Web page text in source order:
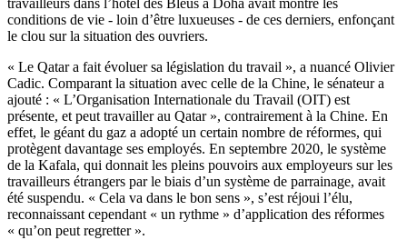
travailleurs dans l’hôtel des Bleus à Doha avait montré les
conditions de vie - loin d’être luxueuses - de ces derniers, enfonçant
le clou sur la situation des ouvriers.
« Le Qatar a fait évoluer sa législation du travail », a nuancé Olivier
Cadic. Comparant la situation avec celle de la Chine, le sénateur a
ajouté : « L’Organisation Internationale du Travail (OIT) est
présente, et peut travailler au Qatar », contrairement à la Chine. En
effet, le géant du gaz a adopté un certain nombre de réformes, qui
protègent davantage ses employés. En septembre 2020, le système
de la Kafala, qui donnait les pleins pouvoirs aux employeurs sur les
travailleurs étrangers par le biais d’un système de parrainage, avait
été suspendu. « Cela va dans le bon sens », s’est réjoui l’élu,
reconnaissant cependant « un rythme » d’application des réformes
« qu’on peut regretter ».